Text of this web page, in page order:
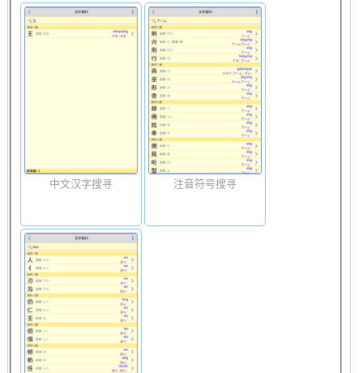
中文汉字搜寻 注音符号搜寻